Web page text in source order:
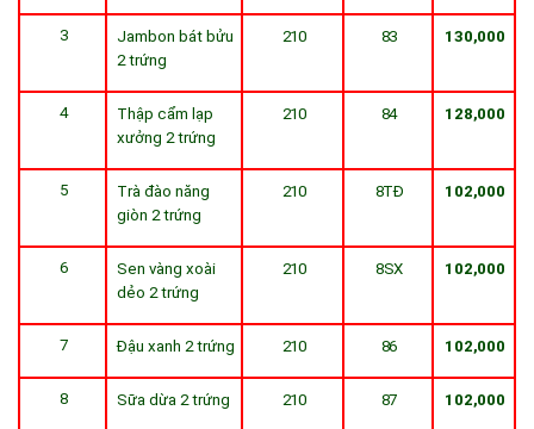
3
Jambon bát bửu
2 trứng
210 83 130,000
4
Thập cẩm lạp
xưởng 2 trứng
210 84 128,000
5
Trà đào năng
giòn 2 trứng
210 8TĐ 102,000
6
Sen vàng xoài
dẻo 2 trứng
210 8SX 102,000
7 Đậu xanh 2 trứng 210 86 102,000
8 Sữa dừa 2 trứng 210 87 102,000